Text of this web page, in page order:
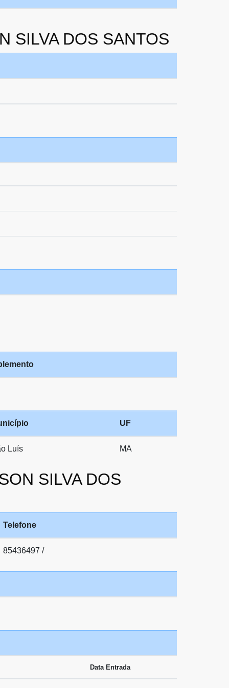
SILVA DOS SANTOS
UF
Luís MA
SILVA DOS
Telefone
85436497 /
Data Entrada